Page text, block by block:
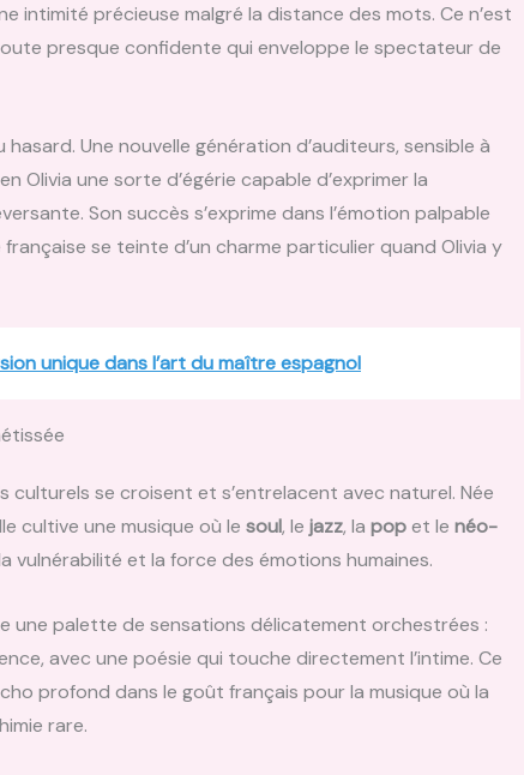
intimité précieuse malgré la distance des mots. Ce n’est
presque confidente qui enveloppe le spectateur de
Une nouvelle génération d’auditeurs, sensible à
une sorte d’égérie capable d’exprimer la
Son succès s’exprime dans l’émotion palpable
se teinte d’un charme particulier quand Olivia y
unique dans l’art du maître espagnol
culturels se croisent et s’entrelacent avec naturel. Née
cultive une musique où le soul, le jazz, la popet le néo-
vulnérabilité et la force des émotions humaines.
une palette de sensations délicatement orchestrées :
avec une poésie qui touche directement l’intime. Ce
profond dans le goût français pour la musique où la
rare.